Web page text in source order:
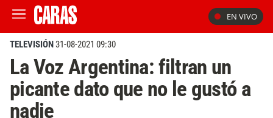
EN VIVO
TELEVISIÓN31-08-2021 09:30
La Voz Argentina: filtran un
picante dato que no le gustó a
nadie